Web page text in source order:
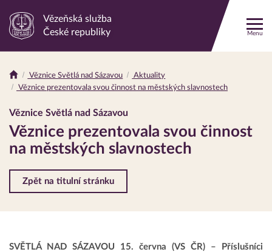
Odkaz
stránku
Vězeňská služba
České republiky
Menu
Drobečková
Věznice Světlá nad Sázavou
Aktuality
Věznice prezentovala svou činnost na městských slavnostech
Věznice Světlá nad Sázavou
Věznice prezentovala svou činnost
na městských slavnostech
Zpět na titulní stránku
SVĚTLÁ NAD SÁZAVOU 15. června (VS ČR) – Příslušníci